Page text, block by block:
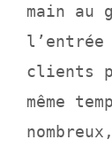
main au
l’entrée
clients
même